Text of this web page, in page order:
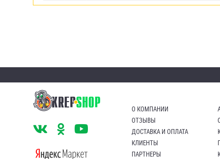
О КОМПАНИИ
ОТЗЫВЫ
ДОСТАВКА И ОПЛАТА
КЛИЕНТЫ
ПАРТНЕРЫ